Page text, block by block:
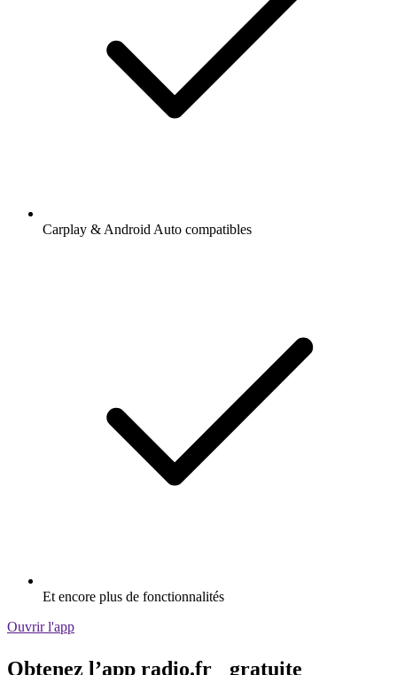
Carplay & Android Auto compatibles
Et encore plus de fonctionnalités
Ouvrir l'app
Obtenez l’app radio.fr gratuite